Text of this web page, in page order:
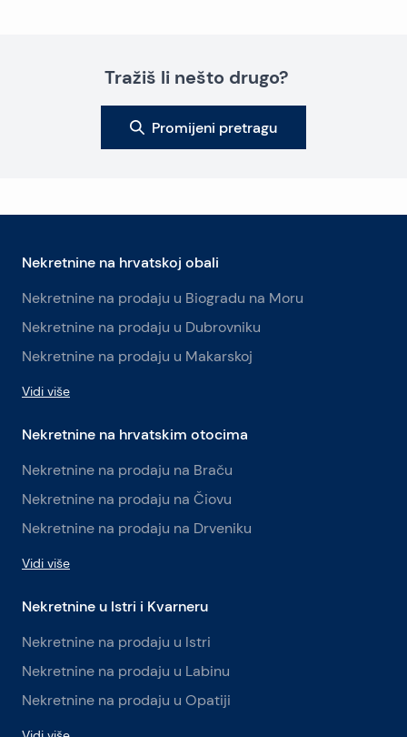
Tražiš li nešto drugo?
Promijeni pretragu
Nekretnine na hrvatskoj obali
Nekretnine na prodaju u Biogradu na Moru
Nekretnine na prodaju u Dubrovniku
Nekretnine na prodaju u Makarskoj
Vidi više
Nekretnine na hrvatskim otocima
Nekretnine na prodaju na Braču
Nekretnine na prodaju na Čiovu
Nekretnine na prodaju na Drveniku
Vidi više
Nekretnine u Istri i Kvarneru
Nekretnine na prodaju u Istri
Nekretnine na prodaju u Labinu
Nekretnine na prodaju u Opatiji